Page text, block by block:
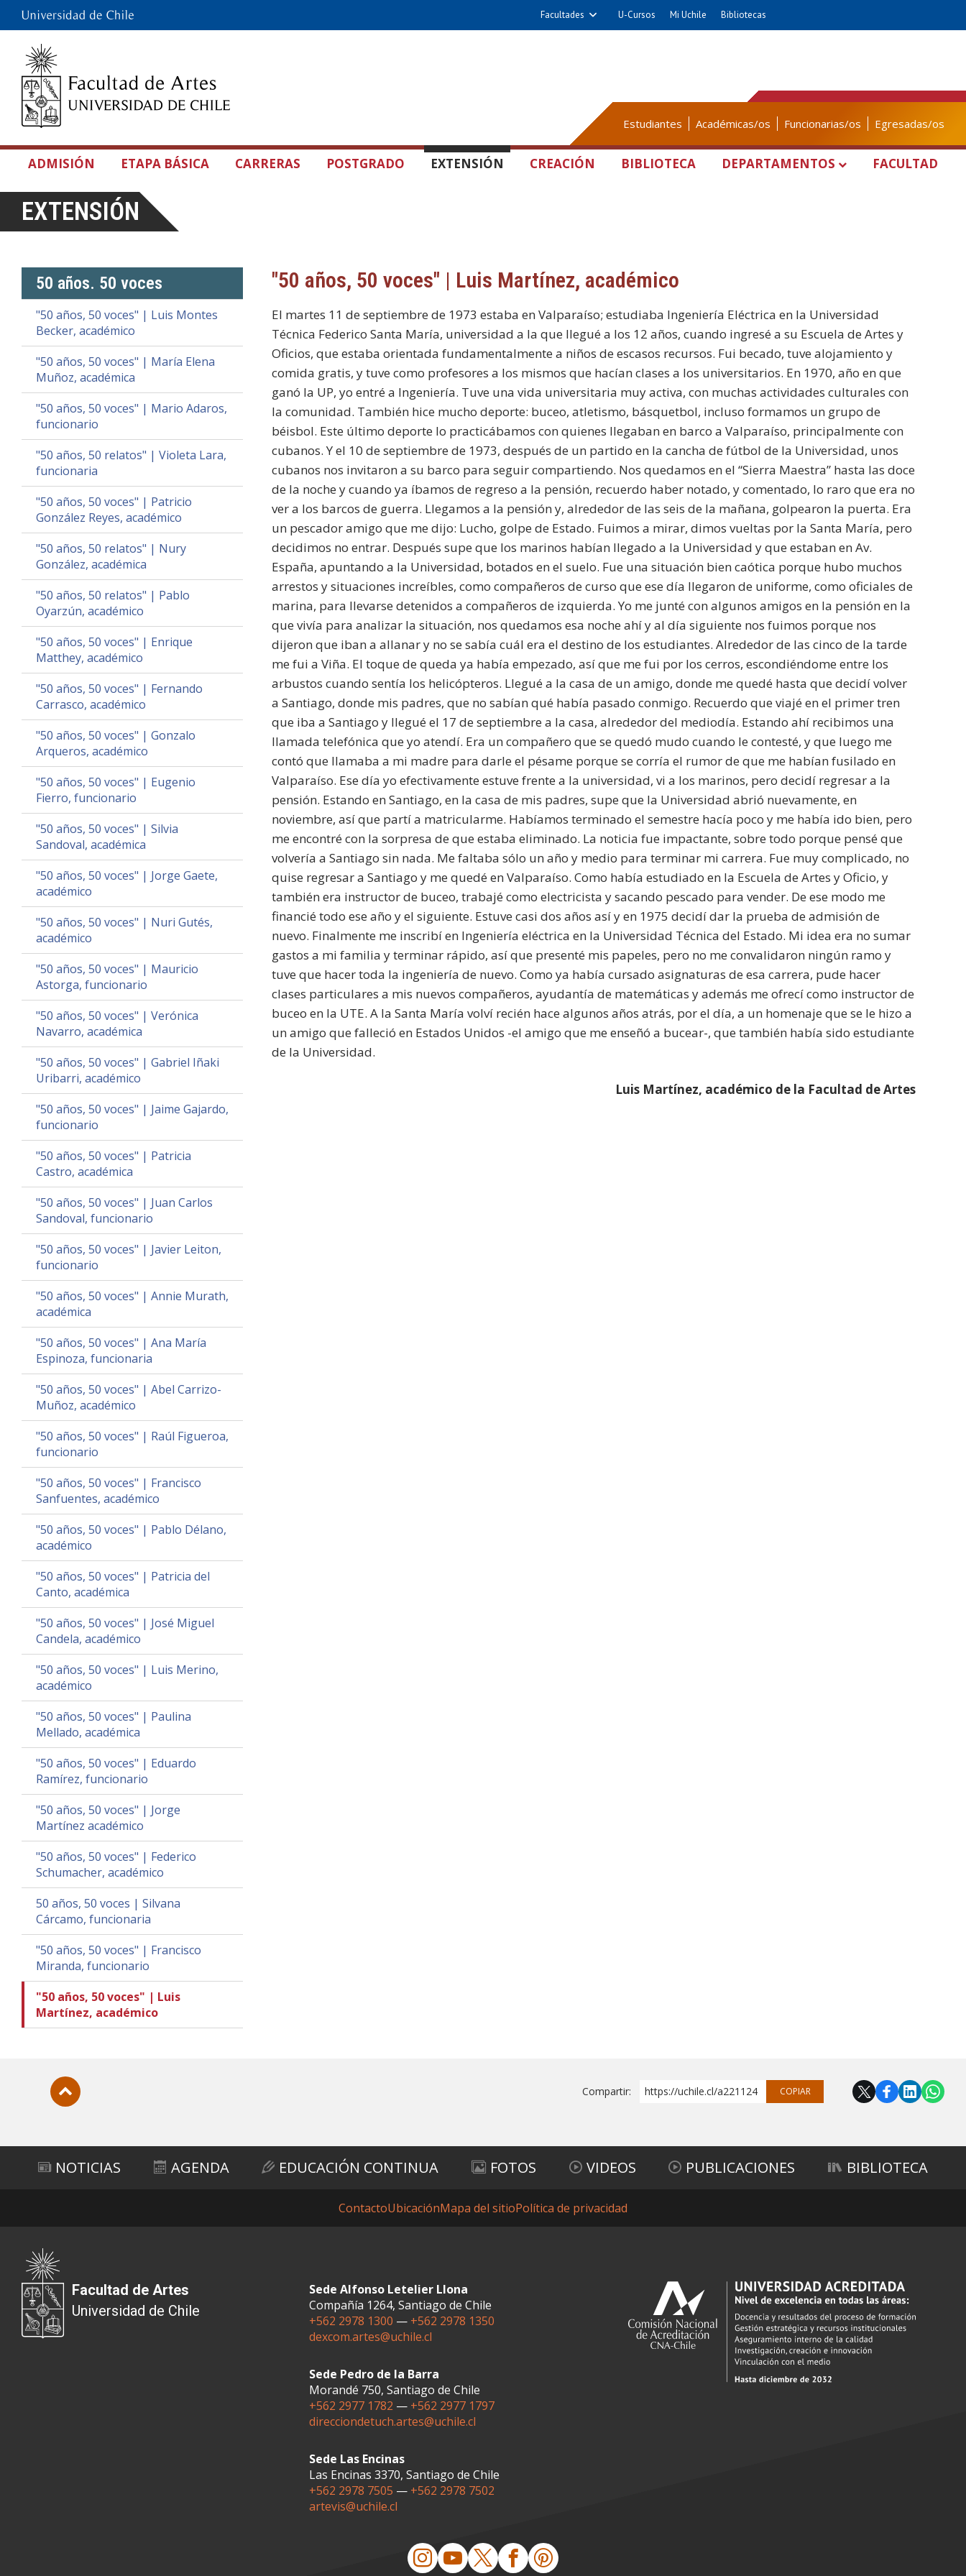
Facultades U-Cursos Mi Uchile Bibliotecas
Estudiantes Académicas/os Funcionarias/os Egresadas/os
ADMISIÓN ETAPA BÁSICA CARRERAS POSTGRADO EXTENSIÓN CREACIÓN BIBLIOTECA DEPARTAMENTOS FACULTAD
EXTENSIÓN
50 años. 50 voces
"50 años, 50 voces" | Luis Montes
Becker, académico
"50 años, 50 voces" | María Elena
Muñoz, académica
"50 años, 50 voces" | Mario Adaros,
funcionario
"50 años, 50 relatos" | Violeta Lara,
funcionaria
"50 años, 50 voces" | Patricio
González Reyes, académico
"50 años, 50 relatos" | Nury
González, académica
"50 años, 50 relatos" | Pablo
Oyarzún, académico
"50 años, 50 voces" | Enrique
Matthey, académico
"50 años, 50 voces" | Fernando
Carrasco, académico
"50 años, 50 voces" | Gonzalo
Arqueros, académico
"50 años, 50 voces" | Eugenio
Fierro, funcionario
"50 años, 50 voces" | Silvia
Sandoval, académica
"50 años, 50 voces" | Jorge Gaete,
académico
"50 años, 50 voces" | Nuri Gutés,
académico
"50 años, 50 voces" | Mauricio
Astorga, funcionario
"50 años, 50 voces" | Verónica
Navarro, académica
"50 años, 50 voces" | Gabriel Iñaki
Uribarri, académico
"50 años, 50 voces" | Jaime Gajardo,
funcionario
"50 años, 50 voces" | Patricia
Castro, académica
"50 años, 50 voces" | Juan Carlos
Sandoval, funcionario
"50 años, 50 voces" | Javier Leiton,
funcionario
"50 años, 50 voces" | Annie Murath,
académica
"50 años, 50 voces" | Ana María
Espinoza, funcionaria
"50 años, 50 voces" | Abel Carrizo-
Muñoz, académico
"50 años, 50 voces" | Raúl Figueroa,
funcionario
"50 años, 50 voces" | Francisco
Sanfuentes, académico
"50 años, 50 voces" | Pablo Délano,
académico
"50 años, 50 voces" | Patricia del
Canto, académica
"50 años, 50 voces" | José Miguel
Candela, académico
"50 años, 50 voces" | Luis Merino,
académico
"50 años, 50 voces" | Paulina
Mellado, académica
"50 años, 50 voces" | Eduardo
Ramírez, funcionario
"50 años, 50 voces" | Jorge
Martínez académico
"50 años, 50 voces" | Federico
Schumacher, académico
50 años, 50 voces | Silvana
Cárcamo, funcionaria
"50 años, 50 voces" | Francisco
Miranda, funcionario
"50 años, 50 voces" | Luis
Martínez, académico
"50 años, 50 voces" | Luis Martínez, académico
El martes 11 de septiembre de 1973 estaba en Valparaíso; estudiaba Ingeniería Eléctrica en la Universidad
Técnica Federico Santa María, universidad a la que llegué a los 12 años, cuando ingresé a su Escuela de Artes y
Oficios, que estaba orientada fundamentalmente a niños de escasos recursos. Fui becado, tuve alojamiento y
comida gratis, y tuve como profesores a los mismos que hacían clases a los universitarios. En 1970, año en que
ganó la UP, yo entré a Ingeniería. Tuve una vida universitaria muy activa, con muchas actividades culturales con
la comunidad. También hice mucho deporte: buceo, atletismo, básquetbol, incluso formamos un grupo de
béisbol. Este último deporte lo practicábamos con quienes llegaban en barco a Valparaíso, principalmente con
cubanos. Y el 10 de septiembre de 1973, después de un partido en la cancha de fútbol de la Universidad, unos
cubanos nos invitaron a su barco para seguir compartiendo. Nos quedamos en el “Sierra Maestra” hasta las doce
de la noche y cuando ya íbamos de regreso a la pensión, recuerdo haber notado, y comentado, lo raro que era no
ver a los barcos de guerra. Llegamos a la pensión y, alrededor de las seis de la mañana, golpearon la puerta. Era
un pescador amigo que me dijo: Lucho, golpe de Estado. Fuimos a mirar, dimos vueltas por la Santa María, pero
decidimos no entrar. Después supe que los marinos habían llegado a la Universidad y que estaban en Av.
España, apuntando a la Universidad, botados en el suelo. Fue una situación bien caótica porque hubo muchos
arrestos y situaciones increíbles, como compañeros de curso que ese día llegaron de uniforme, como oficiales de
marina, para llevarse detenidos a compañeros de izquierda. Yo me junté con algunos amigos en la pensión en la
que vivía para analizar la situación, nos quedamos esa noche ahí y al día siguiente nos fuimos porque nos
dijeron que iban a allanar y no se sabía cuál era el destino de los estudiantes. Alrededor de las cinco de la tarde
me fui a Viña. El toque de queda ya había empezado, así que me fui por los cerros, escondiéndome entre los
arbustos cuando sentía los helicópteros. Llegué a la casa de un amigo, donde me quedé hasta que decidí volver
a Santiago, donde mis padres, que no sabían qué había pasado conmigo. Recuerdo que viajé en el primer tren
que iba a Santiago y llegué el 17 de septiembre a la casa, alrededor del mediodía. Estando ahí recibimos una
llamada telefónica que yo atendí. Era un compañero que se quedó mudo cuando le contesté, y que luego me
contó que llamaba a mi madre para darle el pésame porque se corría el rumor de que me habían fusilado en
Valparaíso. Ese día yo efectivamente estuve frente a la universidad, vi a los marinos, pero decidí regresar a la
pensión. Estando en Santiago, en la casa de mis padres, supe que la Universidad abrió nuevamente, en
noviembre, así que partí a matricularme. Habíamos terminado el semestre hacía poco y me había ido bien, pero
me encontré con la sorpresa de que estaba eliminado. La noticia fue impactante, sobre todo porque pensé que
volvería a Santiago sin nada. Me faltaba sólo un año y medio para terminar mi carrera. Fue muy complicado, no
quise regresar a Santiago y me quedé en Valparaíso. Como había estudiado en la Escuela de Artes y Oficio, y
también era instructor de buceo, trabajé como electricista y sacando pescado para vender. De ese modo me
financié todo ese año y el siguiente. Estuve casi dos años así y en 1975 decidí dar la prueba de admisión de
nuevo. Finalmente me inscribí en Ingeniería eléctrica en la Universidad Técnica del Estado. Mi idea era no sumar
gastos a mi familia y terminar rápido, así que presenté mis papeles, pero no me convalidaron ningún ramo y
tuve que hacer toda la ingeniería de nuevo. Como ya había cursado asignaturas de esa carrera, pude hacer
clases particulares a mis nuevos compañeros, ayudantía de matemáticas y además me ofrecí como instructor de
buceo en la UTE. A la Santa María volví recién hace algunos años atrás, por el día, a un homenaje que se le hizo a
un amigo que falleció en Estados Unidos -el amigo que me enseñó a bucear-, que también había sido estudiante
de la Universidad.
Luis Martínez, académico de la Facultad de Artes
Compartir: https://uchile.cl/a221124 COPIAR
NOTICIAS AGENDA EDUCACIÓN CONTINUA FOTOS VIDEOS PUBLICACIONES BIBLIOTECA
ContactoUbicaciónMapa del sitioPolítica de privacidad
Facultad de Artes
Universidad de Chile
Sede Alfonso Letelier Llona
Compañía 1264, Santiago de Chile
+562 2978 1300 — +562 2978 1350
dexcom.artes@uchile.cl
Sede Pedro de la Barra
Morandé 750, Santiago de Chile
+562 2977 1782 — +562 2977 1797
direcciondetuch.artes@uchile.cl
Sede Las Encinas
Las Encinas 3370, Santiago de Chile
+562 2978 7505 — +562 2978 7502
artevis@uchile.cl